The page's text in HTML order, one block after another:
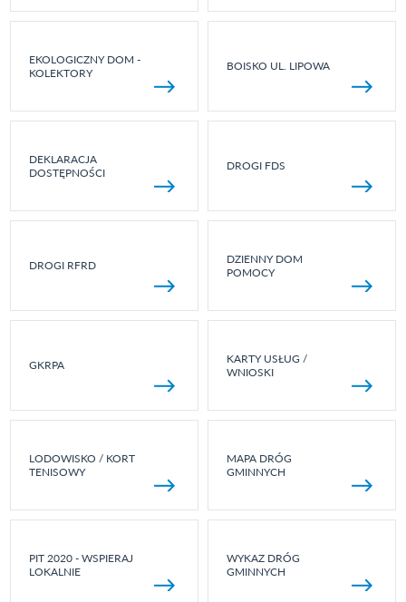
EKOLOGICZNY DOM -
KOLEKTORY
BOISKO UL. LIPOWA
DEKLARACJA
DOSTĘPNOŚCI
DROGI FDS
DROGI RFRD
DZIENNY DOM
POMOCY
GKRPA
KARTY USŁUG /
WNIOSKI
LODOWISKO / KORT
TENISOWY
MAPA DRÓG
GMINNYCH
PIT 2020 - WSPIERAJ
LOKALNIE
WYKAZ DRÓG
GMINNYCH